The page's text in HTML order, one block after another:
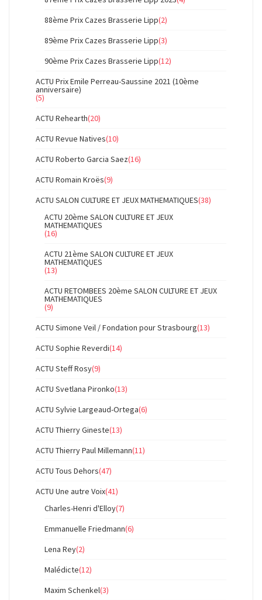
88ème Prix Cazes Brasserie Lipp(2)
89ème Prix Cazes Brasserie Lipp(3)
90ème Prix Cazes Brasserie Lipp(12)
ACTU Prix Emile Perreau-Saussine 2021 (10ème
anniversaire)
(5)
ACTU Rehearth(20)
ACTU Revue Natives(10)
ACTU Roberto Garcia Saez(16)
ACTU Romain Kroës(9)
ACTU SALON CULTURE ET JEUX MATHEMATIQUES(38)
ACTU 20ème SALON CULTURE ET JEUX
MATHEMATIQUES
(16)
ACTU 21ème SALON CULTURE ET JEUX
MATHEMATIQUES
(13)
ACTU RETOMBEES 20ème SALON CULTURE ET JEUX
MATHEMATIQUES
(9)
ACTU Simone Veil / Fondation pour Strasbourg(13)
ACTU Sophie Reverdi(14)
ACTU Steff Rosy(9)
ACTU Svetlana Pironko(13)
ACTU Sylvie Largeaud-Ortega(6)
ACTU Thierry Gineste(13)
ACTU Thierry Paul Millemann(11)
ACTU Tous Dehors(47)
ACTU Une autre Voix(41)
Charles-Henri d'Elloy(7)
Emmanuelle Friedmann(6)
Lena Rey(2)
Malédicte(12)
Maxim Schenkel(3)